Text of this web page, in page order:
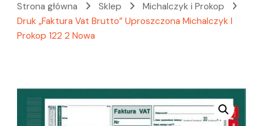
Strona główna Sklep
Michalczyk i Prokop
Druk „Faktura Vat Brutto” Uproszczona Michalczyk I
Prokop 122 2 Nowa